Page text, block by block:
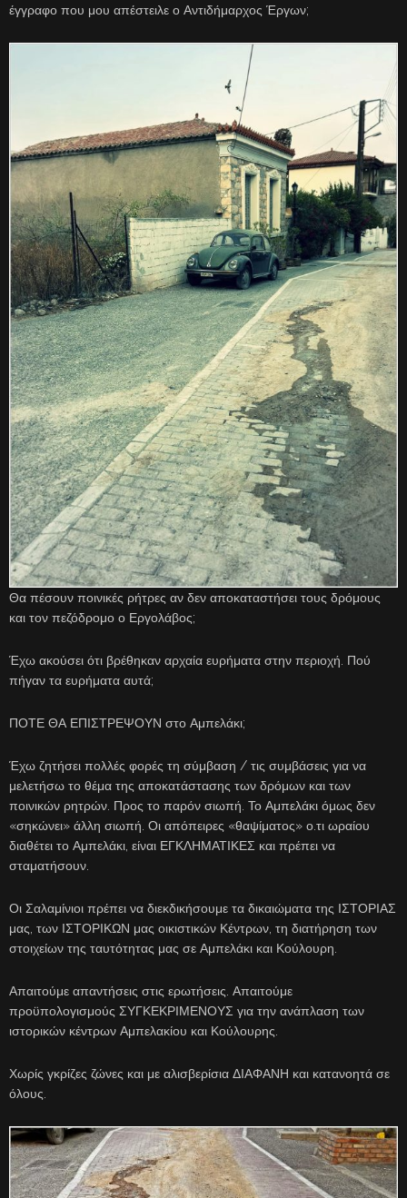
έγγραφο που μου απέστειλε ο Αντιδήμαρχος Έργων;
Θα πέσουν ποινικές ρήτρες αν δεν αποκαταστήσει τους δρόμους
και τον πεζόδρομο ο Εργολάβος;
Έχω ακούσει ότι βρέθηκαν αρχαία ευρήματα στην περιοχή. Πού
πήγαν τα ευρήματα αυτά;
ΠΟΤΕ ΘΑ ΕΠΙΣΤΡΕΨΟΥΝ στο Αμπελάκι;
Έχω ζητήσει πολλές φορές τη σύμβαση / τις συμβάσεις για να
μελετήσω το θέμα της αποκατάστασης των δρόμων και των
ποινικών ρητρών. Προς το παρόν σιωπή. Το Αμπελάκι όμως δεν
«σηκώνει» άλλη σιωπή. Οι απόπειρες «θαψίματος» ο.τι ωραίου
διαθέτει το Αμπελάκι, είναι ΕΓΚΛΗΜΑΤΙΚΕΣ και πρέπει να
σταματήσουν.
Οι Σαλαμίνιοι πρέπει να διεκδικήσουμε τα δικαιώματα της ΙΣΤΟΡΙΑΣ
μας, των ΙΣΤΟΡΙΚΩΝ μας οικιστικών Κέντρων, τη διατήρηση των
στοιχείων της ταυτότητας μας σε Αμπελάκι και Κούλουρη.
Απαιτούμε απαντήσεις στις ερωτήσεις. Απαιτούμε
προϋπολογισμούς ΣΥΓΚΕΚΡΙΜΕΝΟΥΣ για την ανάπλαση των
ιστορικών κέντρων Αμπελακίου και Κούλουρης.
Χωρίς γκρίζες ζώνες και με αλισβερίσια ΔΙΑΦΑΝΗ και κατανοητά σε
όλους.